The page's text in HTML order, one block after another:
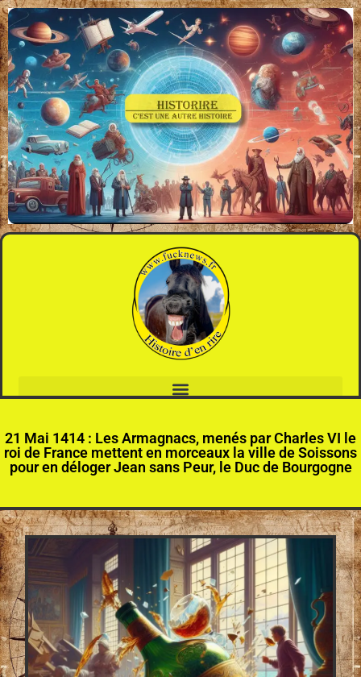
21 Mai 1414 : Les Armagnacs, menés par Charles VI le
roi de France mettent en morceaux la ville de Soissons
pour en déloger Jean sans Peur, le Duc de Bourgogne